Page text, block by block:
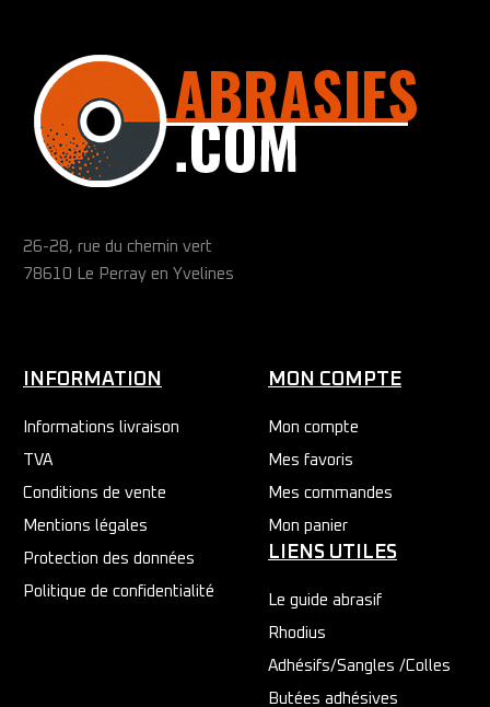
26-28, rue du chemin vert
78610 Le Perray en Yvelines
INFORMATION
Informations livraison
TVA
Conditions de vente
Mentions légales
Protection des données
Politique de confidentialité
MON COMPTE
Mon compte
Mes favoris
Mes commandes
Mon panier
LIENS UTILES
Le guide abrasif
Rhodius
Adhésifs/Sangles /Colles
Butées adhésives